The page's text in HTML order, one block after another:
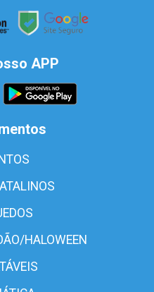
APP
HALOWEEN